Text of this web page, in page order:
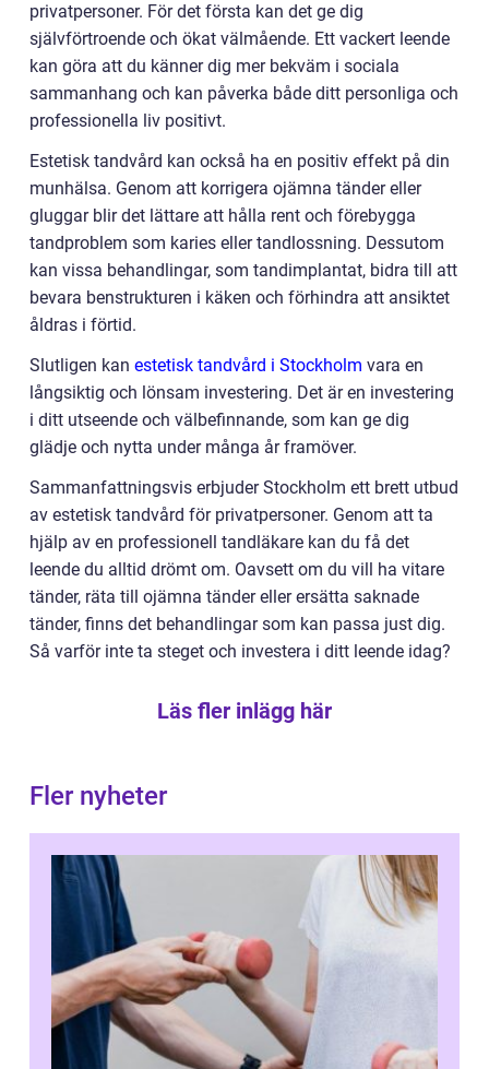
privatpersoner. För det första kan det ge dig
självförtroende och ökat välmående. Ett vackert leende
kan göra att du känner dig mer bekväm i sociala
sammanhang och kan påverka både ditt personliga och
professionella liv positivt.
Estetisk tandvård kan också ha en positiv effekt på din
munhälsa. Genom att korrigera ojämna tänder eller
gluggar blir det lättare att hålla rent och förebygga
tandproblem som karies eller tandlossning. Dessutom
kan vissa behandlingar, som tandimplantat, bidra till att
bevara benstrukturen i käken och förhindra att ansiktet
åldras i förtid.
Slutligen kan estetisk tandvård i Stockholm vara en
långsiktig och lönsam investering. Det är en investering
i ditt utseende och välbefinnande, som kan ge dig
glädje och nytta under många år framöver.
Sammanfattningsvis erbjuder Stockholm ett brett utbud
av estetisk tandvård för privatpersoner. Genom att ta
hjälp av en professionell tandläkare kan du få det
leende du alltid drömt om. Oavsett om du vill ha vitare
tänder, räta till ojämna tänder eller ersätta saknade
tänder, finns det behandlingar som kan passa just dig.
Så varför inte ta steget och investera i ditt leende idag?
Läs fler inlägg här
Fler nyheter